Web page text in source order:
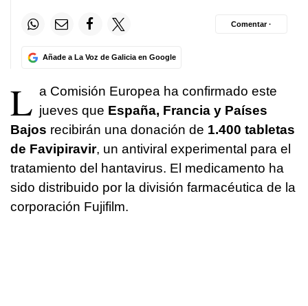
Añade a La Voz de Galicia en Google
Comentar ·
L a Comisión Europea ha confirmado este
jueves que España, Francia y Países
Bajos recibirán una donación de 1.400 tabletas
de Favipiravir, un antiviral experimental para el
tratamiento del hantavirus. El medicamento ha
sido distribuido por la división farmacéutica de la
corporación Fujifilm.